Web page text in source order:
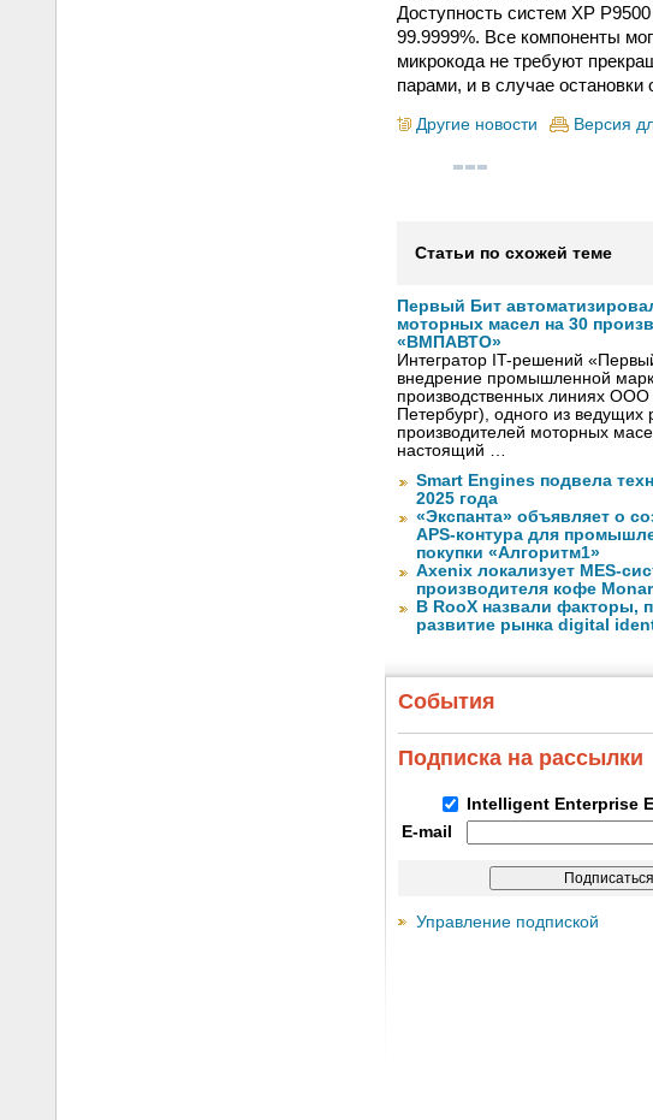
Доступность систем XP
99.9999%. Все компоненты
микрокода не требуют
парами, и в случае остановки
Другие новости Версия
Статьи по схожей теме
Первый Бит
моторных масел на 30
«ВМПАВТО»
Интегратор IT-решений
внедрение промышленной
производственных линиях
Петербург), одного из ведущих
производителей моторных
настоящий …
Smart Engines подвела
2025 года
«Экспанта» объявляет о
APS-контура для
покупки «Алгоритм1»
Axenix локализует MES-
производителя кофе
В RooX назвали факторы,
развитие рынка digital
События
Подписка на рассылки
Intelligent Enterprise
E-mail
Управление подпиской